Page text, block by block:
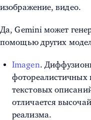
изображение, видео.
Да, Gemini может
помощью других
Imagen.
фотореалистичных
текстовых
отличается
реализма.